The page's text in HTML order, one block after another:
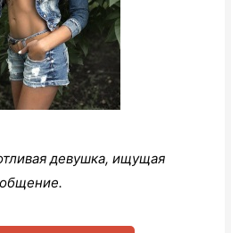
девушка, ищущая